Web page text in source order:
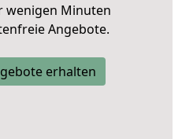
wenigen Minuten
Angebote.
erhalten